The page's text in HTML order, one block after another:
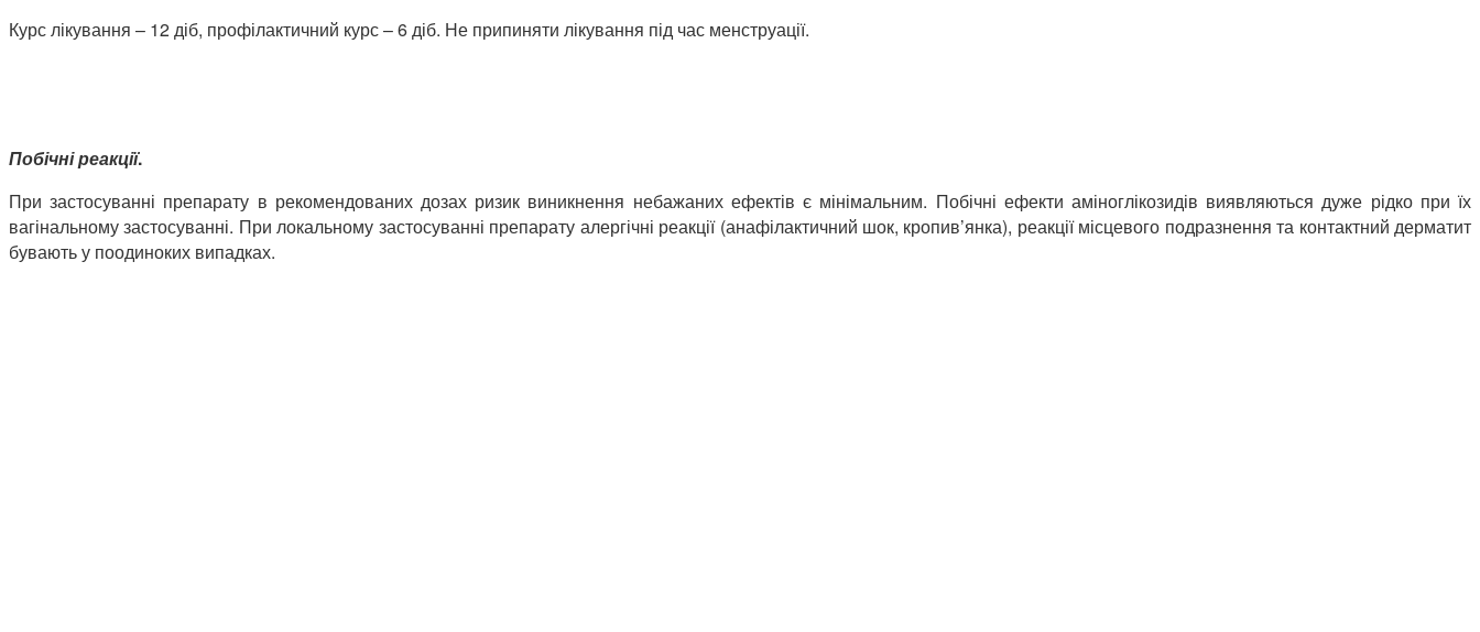
Курс лікування – 12 діб, профілактичний курс – 6 діб. Не припиняти лікування під час менструації.
Побічні реакції.
При застосуванні препарату в рекомендованих дозах ризик виникнення небажаних ефектів є мінімальним. Побічні ефекти аміноглікозидів виявляються дуже рідко при їх
вагінальному застосуванні. При локальному застосуванні препарату алергічні реакції (анафілактичний шок, кропив’янка), реакції місцевого подразнення та контактний дерматит
бувають у поодиноких випадках.